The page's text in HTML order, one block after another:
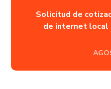
Solicitud de
de internet local